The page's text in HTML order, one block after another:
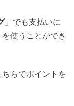
」でも支払いに
使うことができ
らでポイントを